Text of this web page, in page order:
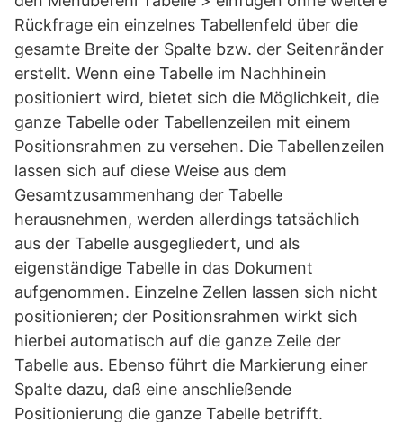
Rückfrage ein einzelnes Tabellenfeld über die
gesamte Breite der Spalte bzw. der Seitenränder
erstellt. Wenn eine Tabelle im Nachhinein
positioniert wird, bietet sich die Möglichkeit, die
ganze Tabelle oder Tabellenzeilen mit einem
Positionsrahmen zu versehen. Die Tabellenzeilen
lassen sich auf diese Weise aus dem
Gesamtzusammenhang der Tabelle
herausnehmen, werden allerdings tatsächlich
aus der Tabelle ausgegliedert, und als
eigenständige Tabelle in das Dokument
aufgenommen. Einzelne Zellen lassen sich nicht
positionieren; der Positionsrahmen wirkt sich
hierbei automatisch auf die ganze Zeile der
Tabelle aus. Ebenso führt die Markierung einer
Spalte dazu, daß eine anschließende
Positionierung die ganze Tabelle betrifft.